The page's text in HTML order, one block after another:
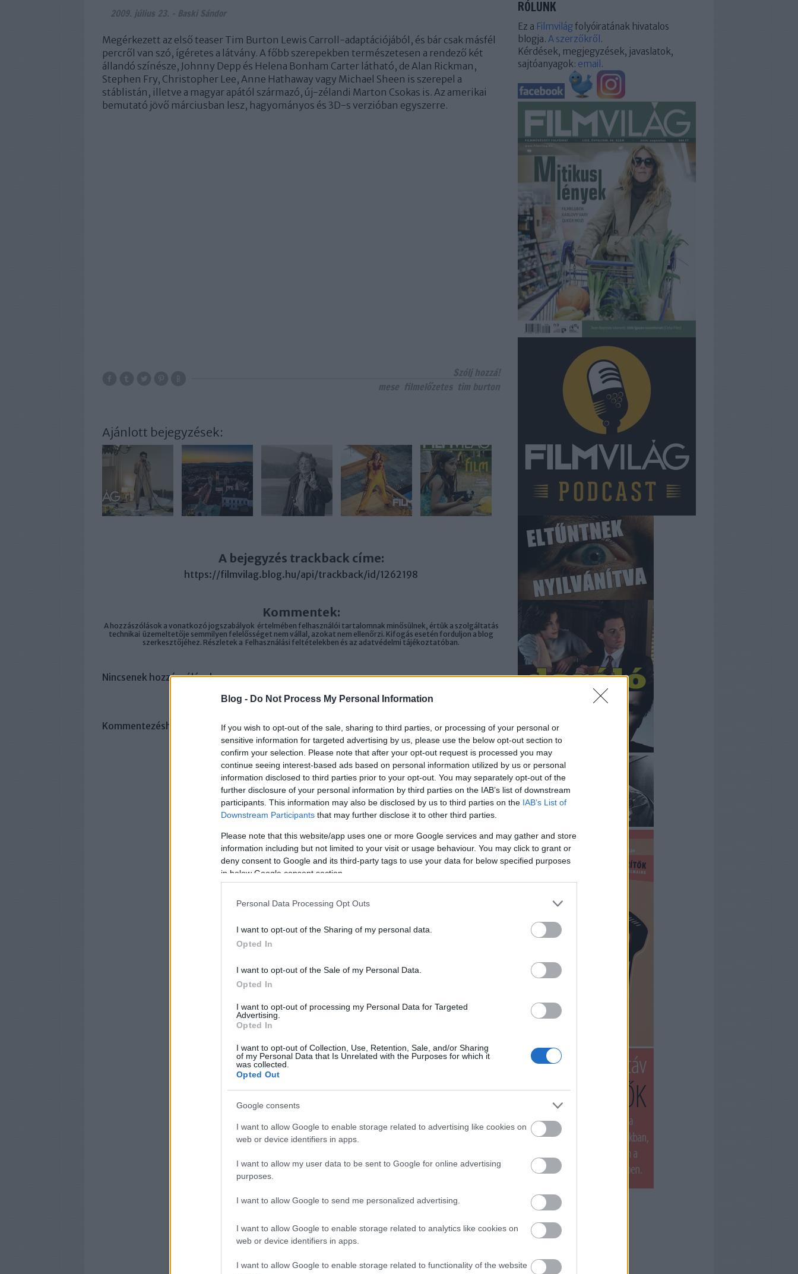
Blog - Do Not Process My Personal Information
If you wish to opt-out of the sale, sharing to third parties, or processing of your personal or
sensitive information for targeted advertising by us, please use the below opt-out section to
confirm your selection. Please note that after your opt-out request is processed you may
continue seeing interest-based ads based on personal information utilized by us or personal
information disclosed to third parties prior to your opt-out. You may separately opt-out of the
further disclosure of your personal information by third parties on the IAB’s list of downstream
participants. This information may also be disclosed by us to third parties on the IAB’s List of
Downstream Participants that may further disclose it to other third parties.
Please note that this website/app uses one or more Google services and may gather and store
information including but not limited to your visit or usage behaviour. You may click to grant or
deny consent to Google and its third-party tags to use your data for below specified purposes
in below Google consent section.
Personal Data Processing Opt Outs
I want to opt-out of the Sharing of my personal data.
Opted In
I want to opt-out of the Sale of my Personal Data.
Opted In
I want to opt-out of processing my Personal Data for Targeted
Advertising.
Opted In
I want to opt-out of Collection, Use, Retention, Sale, and/or Sharing
of my Personal Data that Is Unrelated with the Purposes for which it
was collected.
Opted Out
Google consents
I want to allow Google to enable storage related to advertising like cookies on
web or device identifiers in apps.
I want to allow my user data to be sent to Google for online advertising
purposes.
I want to allow Google to send me personalized advertising.
I want to allow Google to enable storage related to analytics like cookies on
web or device identifiers in apps.
I want to allow Google to enable storage related to functionality of the website
2009. július 23. - Baski Sándor
Megérkezett az első teaser Tim Burton Lewis Carroll-adaptációjából, és bár csak másfél
percről van szó, ígéretes a látvány. A főbb szerepekben természetesen a rendező két
állandó színésze, Johnny Depp és Helena Bonham Carter látható, de Alan Rickman,
Stephen Fry, Christopher Lee, Anne Hathaway vagy Michael Sheen is szerepel a
stáblistán, illetve a magyar apától származó, új-zélandi Marton Csokas is. Az amerikai
bemutató jövő márciusban lesz, hagyományos és 3D-s verzióban egyszerre.
Szólj hozzá!
mese filmelőzetes tim burton
Ajánlott bejegyzések:
A bejegyzés trackback címe:
https://filmvilag.blog.hu/api/trackback/id/1262198
Kommentek:
A hozzászólások a vonatkozó jogszabályok értelmében felhasználói tartalomnak minősülnek, értük a szolgáltatás
technikai üzemeltetője semmilyen felelősséget nem vállal, azokat nem ellenőrzi. Kifogás esetén forduljon a blog
szerkesztőjéhez. Részletek a Felhasználási feltételekben és az adatvédelmi tájékoztatóban.
Nincsenek hozzászólások.
Kommentezéshez , vagy regisztrálj! ‐Belépés Facebookkal
RÓLUNK
Ez a Filmvilágfolyóiratának hivatalos
blogja. A szerzőkről .
Kérdések, megjegyzések, javaslatok,
sajtóanyagok: email .
EZT LÁTTUK LEGUTÓBB
Tweets by filmnaplo